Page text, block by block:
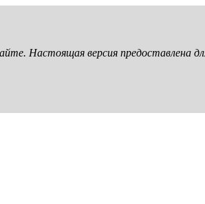
Настоящая версия предоставлена